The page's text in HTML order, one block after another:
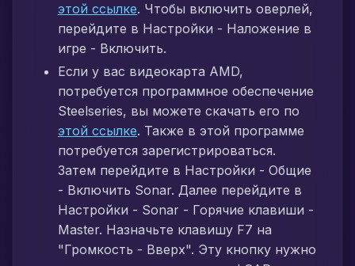
этой ссылке. Чтобы включить оверлей,
перейдите в Настройки - Наложение в
игре - Включить.
Если у вас видеокарта AMD,
потребуется программное обеспечение
Steelseries, вы можете скачать его по
этой ссылке. Также в этой программе
потребуется зарегистрироваться.
Затем перейдите в Настройки - Общие
- Включить Sonar. Далее перейдите в
Настройки - Sonar - Горячие клавиши -
Master. Назначьте клавишу F7 на
"Громкость - Вверх". Эту кнопку нужно